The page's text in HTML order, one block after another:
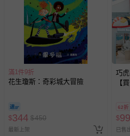
其他常見問題：
運送服務：目前提供的運送僅限
區，可能會無法配送，或須依據
亦保留出貨與否的權利。離島、
費用，可能會另需加收。
商品實際的配達日期，可於訂單
已出貨通知之訊息為主。
若您對於會員帳號、商品訂購與
式、折價券與購物金的使用、退
滿1件9折
花生瓊斯：奇彩城大冒險
$344 $450
最新上架
巧
【
換
券
62折
$
已售